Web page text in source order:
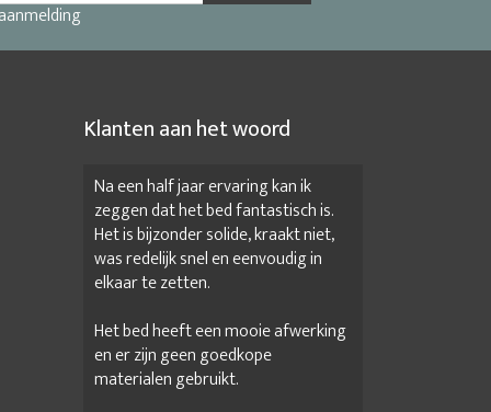
Klanten aan het woord
Na een half jaar ervaring kan ik
zeggen dat het bed fantastisch is.
Het is bijzonder solide, kraakt niet,
was redelijk snel en eenvoudig in
elkaar te zetten.
Het bed heeft een mooie afwerking
en er zijn geen goedkope
materialen gebruikt.